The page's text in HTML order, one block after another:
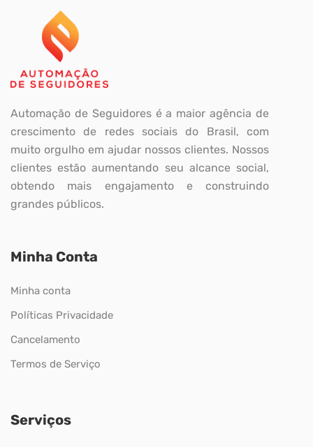
Automação de Seguidores é a maior agência de
crescimento de redes sociais do Brasil, com
muito orgulho em ajudar nossos clientes. Nossos
clientes estão aumentando seu alcance social,
obtendo mais engajamento e construindo
grandes públicos.
Minha Conta
Minha conta
Políticas Privacidade
Cancelamento
Termos de Serviço
Serviços